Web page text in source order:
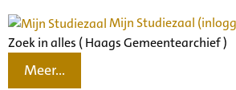
Mijn Studiezaal
Zoek in alles ( Haags Gemeentearchief )
Meer...